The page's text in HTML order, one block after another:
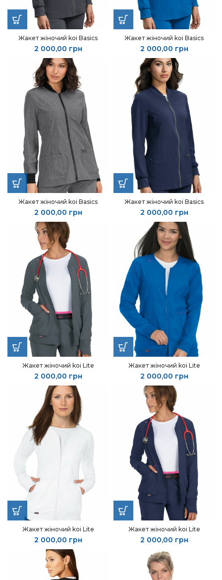
Жакет жіночий koi Basics
2 000,00 грн
Жакет жіночий koi Basics
2 000,00 грн
Жакет жіночий koi Basics
2 000,00 грн
Жакет жіночий koi Basics
2 000,00 грн
Жакет жіночий koi Lite
2 000,00 грн
Жакет жіночий koi Lite
2 000,00 грн
Жакет жіночий koi Lite
2 000,00 грн
Жакет жіночий koi Lite
2 000,00 грн